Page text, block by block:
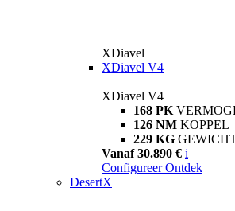
XDiavel
XDiavel V4
XDiavel V4
168 PK
126 NM KOPPEL
229 KG
Vanaf 30.890 € i
Configureer Ontdek
DesertX